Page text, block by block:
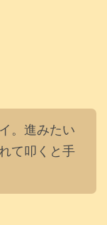
。進みたい
て叩くと手